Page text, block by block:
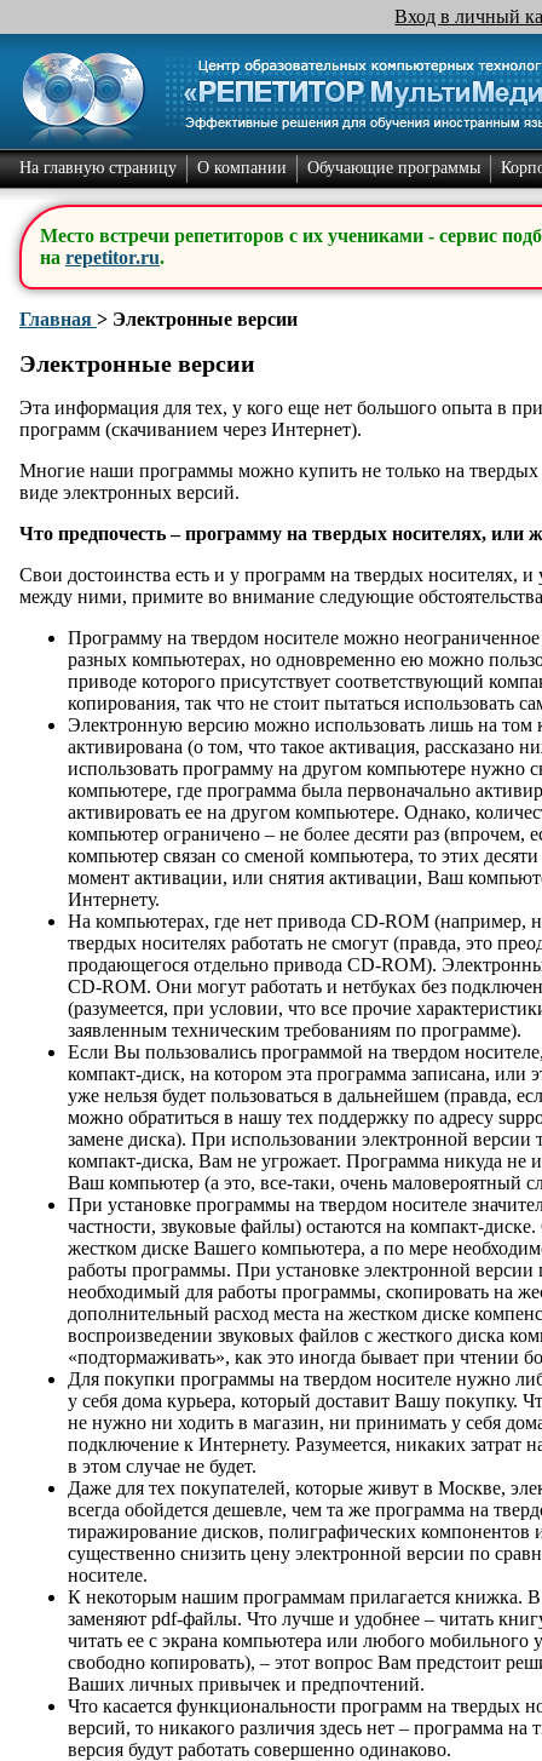
Вход в личный
На главную страницу О компании Обучающие программы
Место встречи репетиторов с их учениками - сервис
на repetitor.ru.
Главная > Электронные версии
Электронные версии
Эта информация для тех, у кого еще нет большого опыта в
программ (скачиванием через Интернет).
Многие наши программы можно купить не только на твердых
виде электронных версий.
Что предпочесть – программу на твердых носителях, или
Свои достоинства есть и у программ на твердых носителях,
между ними, примите во внимание следующие
Программу на твердом носителе можно неограниченное
разных компьютерах, но одновременно ею можно
приводе которого присутствует соответствующий
копирования, так что не стоит пытаться использовать
Электронную версию можно использовать лишь на том
активирована (о том, что такое активация, рассказано
использовать программу на другом компьютере нужно
компьютере, где программа была первоначально
активировать ее на другом компьютере. Однако,
компьютер ограничено – не более десяти раз (впрочем,
компьютер связан со сменой компьютера, то этих
момент активации, или снятия активации, Ваш
Интернету.
На компьютерах, где нет привода CD-ROM (например,
твердых носителях работать не смогут (правда, это
продающегося отдельно привода CD-ROM).
CD-ROM. Они могут работать и нетбуках без
(разумеется, при условии, что все прочие
заявленным техническим требованиям по программе).
Если Вы пользовались программой на твердом
компакт-диск, на котором эта программа записана, или
уже нельзя будет пользоваться в дальнейшем (правда,
можно обратиться в нашу тех поддержку по адресу
замене диска). При использовании электронной версии
компакт-диска, Вам не угрожает. Программа никуда не
Ваш компьютер (а это, все-таки, очень маловероятный
При установке программы на твердом носителе
частности, звуковые файлы) остаются на компакт-
жестком диске Вашего компьютера, а по мере
работы программы. При установке электронной
необходимый для работы программы, скопировать на
дополнительный расход места на жестком диске
воспроизведении звуковых файлов с жесткого диска
«подтормаживать», как это иногда бывает при чтении
Для покупки программы на твердом носителе нужно
у себя дома курьера, который доставит Вашу покупку.
не нужно ни ходить в магазин, ни принимать у себя
подключение к Интернету. Разумеется, никаких затрат
в этом случае не будет.
Даже для тех покупателей, которые живут в Москве,
всегда обойдется дешевле, чем та же программа на
тиражирование дисков, полиграфических компонентов
существенно снизить цену электронной версии по
носителе.
К некоторым нашим программам прилагается книжка.
заменяют pdf-файлы. Что лучше и удобнее – читать
читать ее с экрана компьютера или любого
свободно копировать), – этот вопрос Вам предстоит
Ваших личных привычек и предпочтений.
Что касается функциональности программ на твердых
версий, то никакого различия здесь нет – программа на
версия будут работать совершенно одинаково.